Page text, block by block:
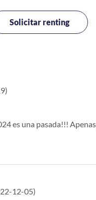
Solicitar renting
es una pasada!!!
12-05)